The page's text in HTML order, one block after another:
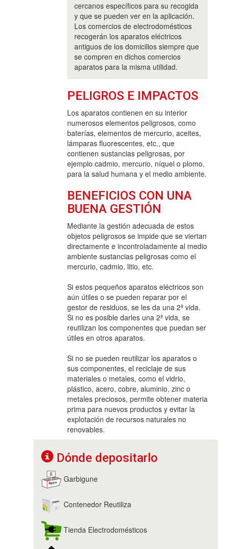
cercanos específicos para su recogida
y que se pueden ver en la aplicación.
Los comercios de electrodomésticos
recogerán los aparatos eléctricos
antiguos de los domicilios siempre que
se compren en dichos comercios
aparatos para la misma utilidad.
PELIGROS E IMPACTOS
Los aparatos contienen en su interior
numerosos elementos peligrosos, como
baterías, elementos de mercurio, aceites,
lámparas fluorescentes, etc., que
contienen sustancias peligrosas, por
ejemplo cadmio, mercurio, níquel o plomo,
para la salud humana y el medio ambiente.
BENEFICIOS CON UNA
BUENA GESTIÓN
Mediante la gestión adecuada de estos
objetos peligrosos se impide que se viertan
directamente e incontroladamente al medio
ambiente sustancias peligrosas como el
mercurio, cadmio, litio, etc.
Si estos pequeños aparatos eléctricos son
aún útiles o se pueden reparar por el
gestor de residuos, se les da una 2ª vida.
Si no es posible darles una 2ª vida, se
reutilizan los componentes que puedan ser
útiles en otros aparatos.
Si no se pueden reutilizar los aparatos o
sus componentes, el reciclaje de sus
materiales o metales, como el vidrio,
plástico, acero, cobre, aluminio, zinc o
metales preciosos, permite obtener materia
prima para nuevos productos y evitar la
explotación de recursos naturales no
renovables.
Dónde depositarlo
Garbigune
Contenedor Reutiliza
Tienda Electrodomésticos